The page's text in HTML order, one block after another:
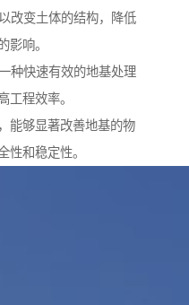
改变土体的结构，降低
影响。
种快速有效的地基处理
工程效率。
能够显著改善地基的物
性和稳定性。